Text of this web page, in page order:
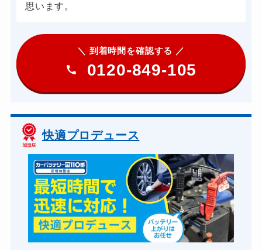
思います。
＼ 到着時間を確認する ／
0120-849-105
快適プロデュース